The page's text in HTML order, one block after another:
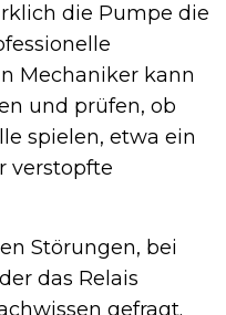
die Pumpe die
Mechaniker kann
und prüfen, ob
spielen, etwa ein
verstopfte
Störungen, bei
das Relais
gefragt.